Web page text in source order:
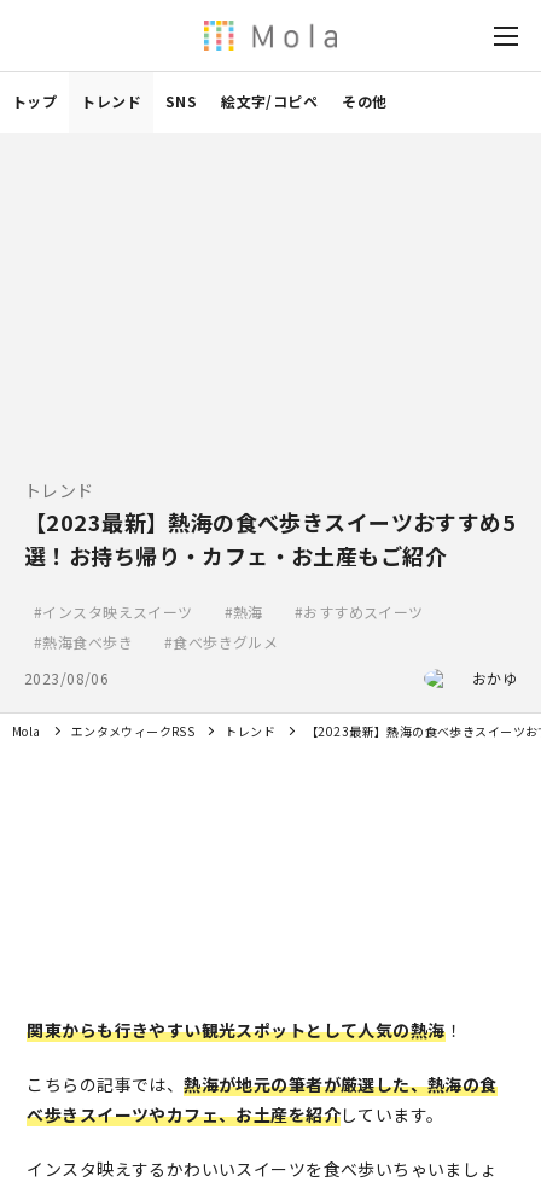
トップ トレンド SNS 絵文字/コピペ その他
トレンド
【2023最新】熱海の食べ歩きスイーツおすすめ5
選！お持ち帰り・カフェ・お土産もご紹介
インスタ映えスイーツ 熱海
おすすめスイーツ
熱海食べ歩き
食べ歩きグルメ
2023/08/06
おかゆ
Mola エンタメウィークRSS トレンド 【2023最新】熱海の食べ歩きスイーツ
関東からも行きやすい観光スポットとして人気の熱海！
こちらの記事では、熱海が地元の筆者が厳選した、熱海の食
べ歩きスイーツやカフェ、お土産を紹介しています。
インスタ映えするかわいいスイーツを食べ歩いちゃいましょ